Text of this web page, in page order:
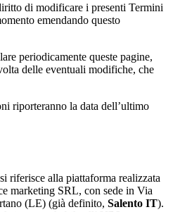
di modificare i presenti Termini
emendando questo
periodicamente queste pagine,
delle eventuali modifiche, che
riporteranno la data dell’ultimo
riferisce alla piattaforma realizzata
marketing SRL, con sede in Via
(LE) (già definito, Salento IT).